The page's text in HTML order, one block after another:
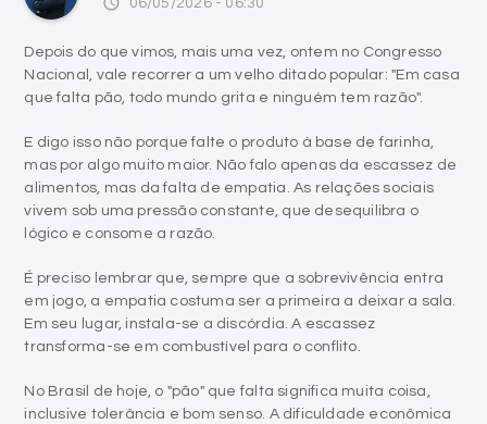
Depois do que vimos, mais uma vez, ontem no Congresso
Nacional, vale recorrer a um velho ditado popular: "Em casa
que falta pão, todo mundo grita e ninguém tem razão".
E digo isso não porque falte o produto à base de farinha,
mas por algo muito maior. Não falo apenas da escassez de
alimentos, mas da falta de empatia. As relações sociais
vivem sob uma pressão constante, que desequilibra o
lógico e consome a razão.
É preciso lembrar que, sempre que a sobrevivência entra
em jogo, a empatia costuma ser a primeira a deixar a sala.
Em seu lugar, instala-se a discórdia. A escassez
transforma-se em combustível para o conflito.
No Brasil de hoje, o "pão" que falta significa muita coisa,
inclusive tolerância e bom senso. A dificuldade econômica